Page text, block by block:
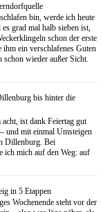
bin, werde ich heute
grad mal halb sieben ist,
schon der erste
ein verschlafenes Guten
schon wieder außer Sicht.
bis hinter die
ist dank Feiertag gut
und mit einmal Umsteigen
Dillenburg. Bei
ich mich auf den Weg: auf
in 5 Etappen
Wochenende steht vor der